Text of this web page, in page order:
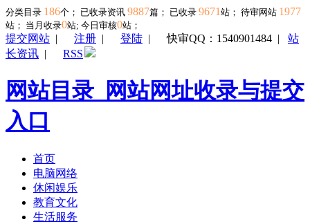
分类目录 186个； 已收录资讯 9887篇； 已收录 9671 站； 待审网站 1977
站； 当月收录0站; 今日审核0站；
提交网站 | 注册 | 登陆 |快审QQ：1540901484 | 站
长资讯 | RSS
网站目录_网站网址收录与提交
入口
首页
电脑网络
休闲娱乐
教育文化
生活服务